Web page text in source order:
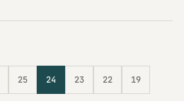
25 24 23 22 19